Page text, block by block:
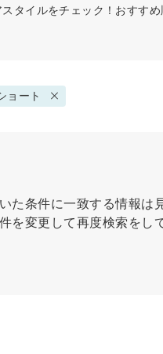
タイルをチェック！おすす
ョート
た条件に一致する情報は
を変更して再度検索をし